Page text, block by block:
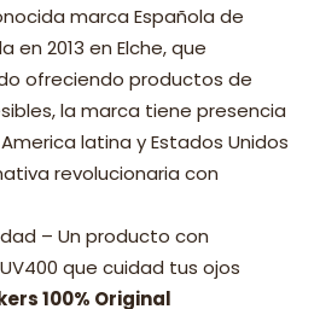
marca Española de
en 2013 en Elche, que
ofreciendo productos de
la marca tiene presencia
latina y Estados Unidos
revolucionaria con
– Un producto con
que cuidad tus ojos
100% Original